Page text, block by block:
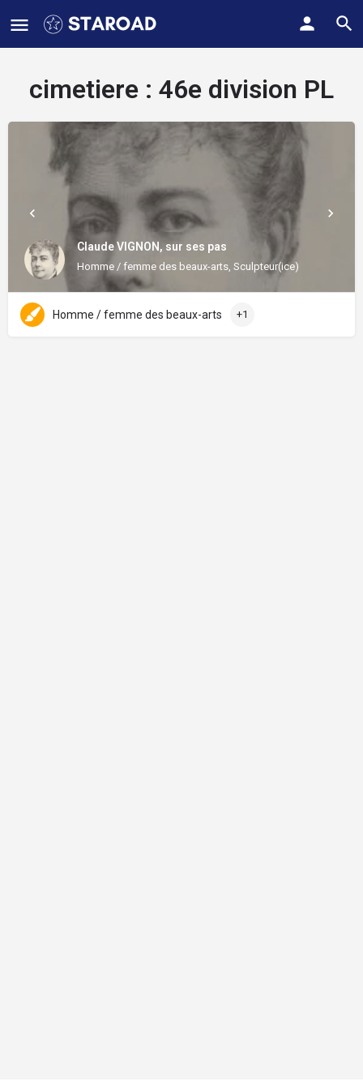
cimetiere : 46e division PL
Claude VIGNON, sur ses pas
Homme / femme des beaux-arts, Sculpteur(ice)
Homme / femme des beaux-arts +1